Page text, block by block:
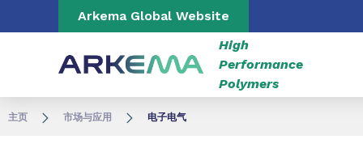
Go to content Go to navigation
Arkema Global Website
High
Performance
Polymers
主页 市场与应用 电子电气